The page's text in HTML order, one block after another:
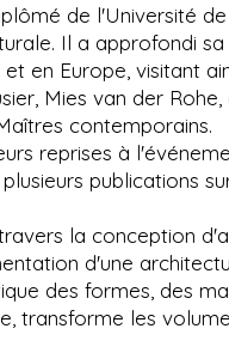
de l'Université
Il a approfondi
en Europe, visitant
Mies van der
contemporains.
reprises à
publications
la conception
d'une
des formes, des
transforme les